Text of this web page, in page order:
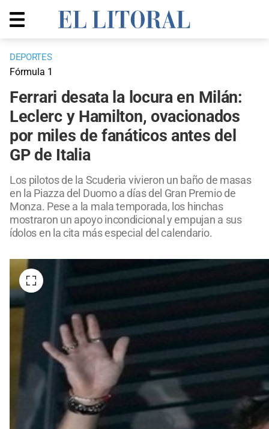
DEPORTES
Fórmula 1
Ferrari desata la locura en Milán:
Leclerc y Hamilton, ovacionados
por miles de fanáticos antes del
GP de Italia
Los pilotos de la Scuderia vivieron un baño de masas
en la Piazza del Duomo a días del Gran Premio de
Monza. Pese a la mala temporada, los hinchas
mostraron un apoyo incondicional y empujan a sus
ídolos en la cita más especial del calendario.